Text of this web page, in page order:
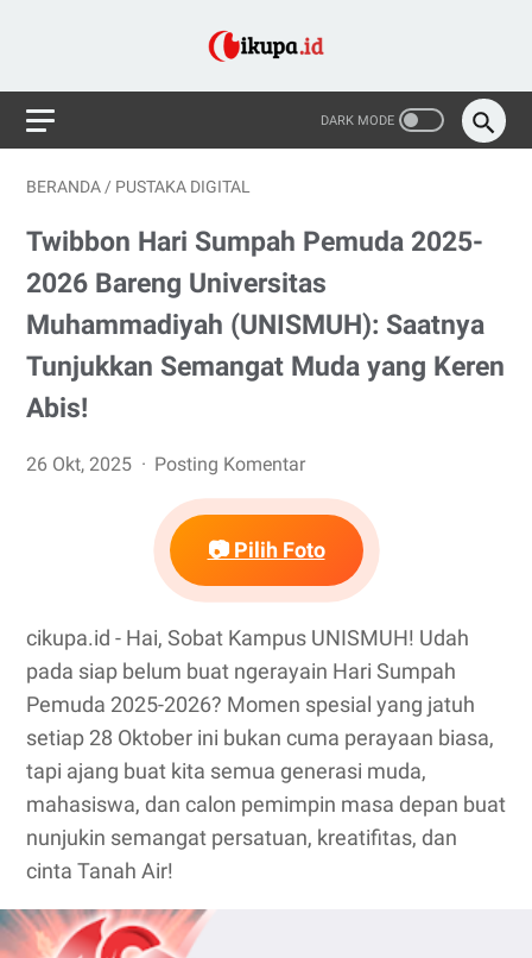
BERANDA / PUSTAKA DIGITAL
Twibbon Hari Sumpah Pemuda 2025-
2026 Bareng Universitas
Muhammadiyah (UNISMUH): Saatnya
Tunjukkan Semangat Muda yang Keren
Abis!
26 Okt, 2025 Posting Komentar
📷 Pilih Foto
cikupa.id - Hai, Sobat Kampus UNISMUH! Udah
pada siap belum buat ngerayain Hari Sumpah
Pemuda 2025-2026? Momen spesial yang jatuh
setiap 28 Oktober ini bukan cuma perayaan biasa,
tapi ajang buat kita semua generasi muda,
mahasiswa, dan calon pemimpin masa depan buat
nunjukin semangat persatuan, kreatifitas, dan
cinta Tanah Air!